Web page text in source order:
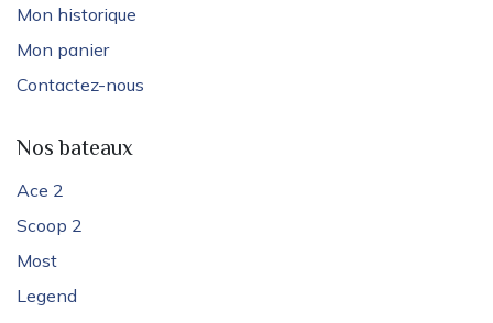
Mon historique
Mon panier
Contactez-nous
Nos bateaux
Ace 2
Scoop 2
Most
Legend